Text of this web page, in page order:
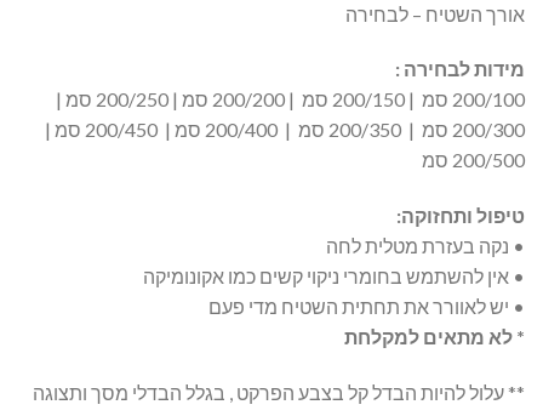
אורך השטיח – לבחירה
מידות לבחירה :
200/100 סמ | 200/150 סמ | 200/200 סמ | 200/250 סמ |
200/300 סמ | 200/350 סמ | 200/400 סמ | 200/450 סמ |
200/500 סמ
טיפול ותחזוקה:
• נקה בעזרת מטלית לחה
• אין להשתמש בחומרי ניקוי קשים כמו אקונומיקה
• יש לאוורר את תחתית השטיח מדי פעם
* לא מתאים למקלחת
** עלול להיות הבדל קל בצבע הפרקט , בגלל הבדלי מסך ותצוגה